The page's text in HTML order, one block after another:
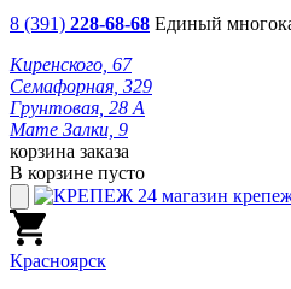
8 (391) 228-68-68 Единый
Киренского, 67
Семафорная, 329
Грунтовая, 28 А
Мате Залки, 9
корзина заказа
В корзине пусто
Красноярск